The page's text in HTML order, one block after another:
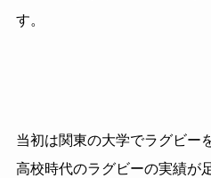
す。
当初は関東の大学でラグビー
高校時代のラグビーの実績が